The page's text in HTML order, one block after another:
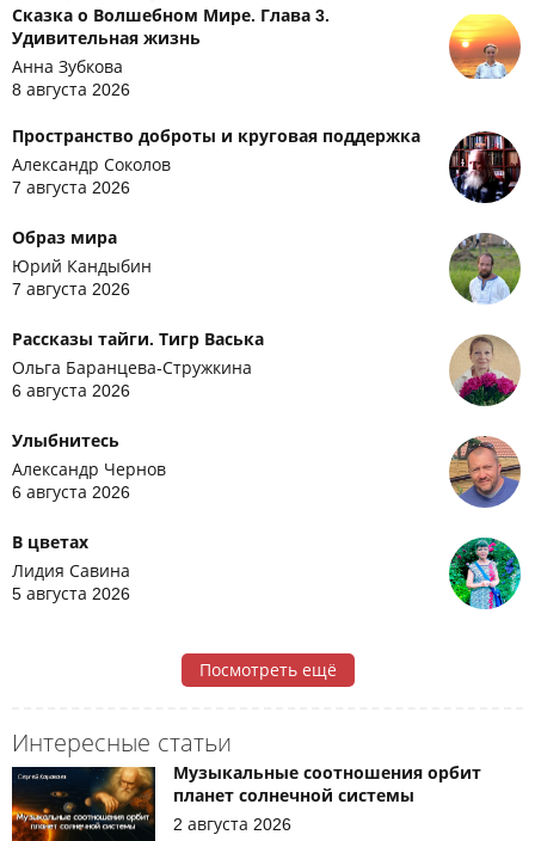
Сказка о Волшебном Мире. Глава 3.
Удивительная жизнь
Анна Зубкова
8 августа 2026
Пространство доброты и круговая поддержка
Александр Соколов
7 августа 2026
Образ мира
Юрий Кандыбин
7 августа 2026
Рассказы тайги. Тигр Васька
Ольга Баранцева-Стружкина
6 августа 2026
Улыбнитесь
Александр Чернов
6 августа 2026
В цветах
Лидия Савина
5 августа 2026
Посмотреть ещё
Интересные статьи
Музыкальные соотношения орбит
планет солнечной системы
2 августа 2026